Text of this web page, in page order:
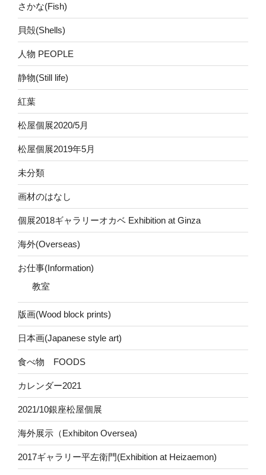
さかな(Fish)
貝殻(Shells)
人物 PEOPLE
静物(Still life)
紅葉
松屋個展2020/5月
松屋個展2019年5月
未分類
画材のはなし
個展2018ギャラリーオカベ Exhibition at Ginza
海外(Overseas)
お仕事(Information)
教室
版画(Wood block prints)
日本画(Japanese style art)
食べ物 FOODS
カレンダー2021
2021/10銀座松屋個展
海外展示（Exhibiton Oversea)
2017ギャラリー平左衛門(Exhibition at Heizaemon)